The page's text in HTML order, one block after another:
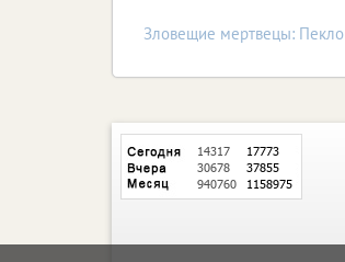
Зловещие мертвецы: Пекло